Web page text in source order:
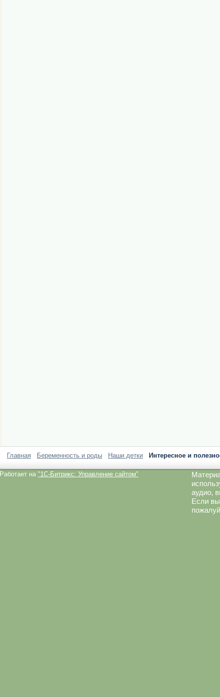
Главная Беременность и роды Наши детки Интересное и
Работает на "1C-Битрикс: Управление сайтом"
аудио,
Если вы